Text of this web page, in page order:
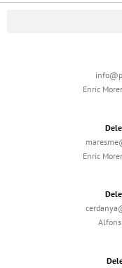
Enric
Enric